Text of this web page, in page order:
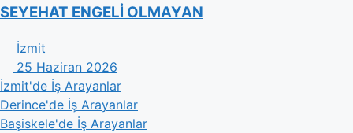
SEYEHAT ENGELİ OLMAYAN
İzmit
25 Haziran 2026
İzmit'de İş Arayanlar
Derince'de İş Arayanlar
Başiskele'de İş Arayanlar